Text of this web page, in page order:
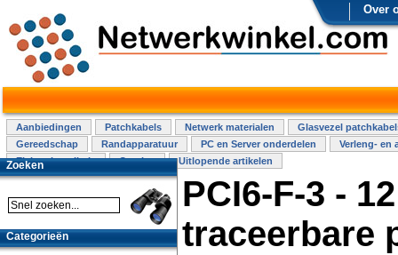
Over
Aanbiedingen Patchkabels Netwerk materialen
Glasvezel
Gereedschap
Randapparatuur PC en Server onderdelen
Verleng- en
Elektra installatie
Overige Uitlopende artikelen
PCI6-F-3 -
traceerbare
Zoeken
Categorieën